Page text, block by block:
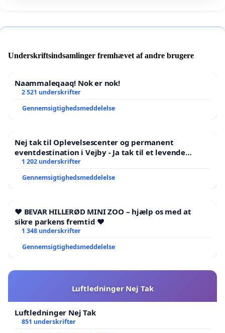
Underskriftsindsamlinger fremhævet af andre brugere
Naammaleqaaq! Nok er nok!
2 521 underskrifter
Gennemsigtighedsmeddelelse
Nej tak til Oplevelsescenter og permanent
eventdestination i Vejby - Ja tak til et levende
lokalområde i balance
1 202 underskrifter
Gennemsigtighedsmeddelelse
❤️ BEVAR HILLERØD MINI ZOO – hjælp os med at
sikre parkens fremtid ❤️
1 348 underskrifter
Gennemsigtighedsmeddelelse
Luftledninger Nej Tak
Luftledninger Nej Tak
851 underskrifter